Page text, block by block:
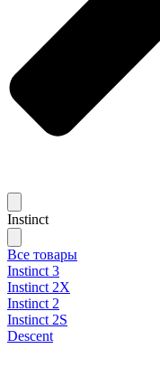
Instinct
Все товары
Instinct 3
Instinct 2X
Instinct 2
Instinct 2S
Descent